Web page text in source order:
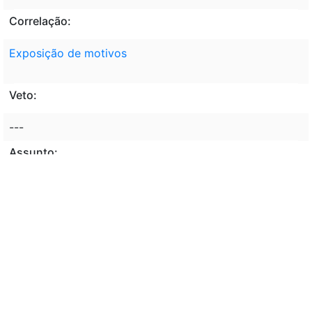
Correlação:
Exposição de motivos
Veto:
---
Assunto: